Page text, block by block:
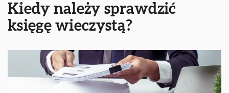
Kiedy należy sprawdzić
księgę wieczystą?